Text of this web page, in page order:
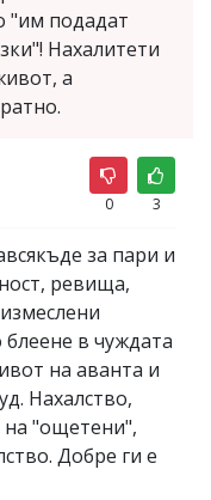
"им подадат
Нахалитети
а
0 3
за пари и
ревища,
в чуждата
на аванта и
Нахалство,
на "ощетени",
Добре ги е